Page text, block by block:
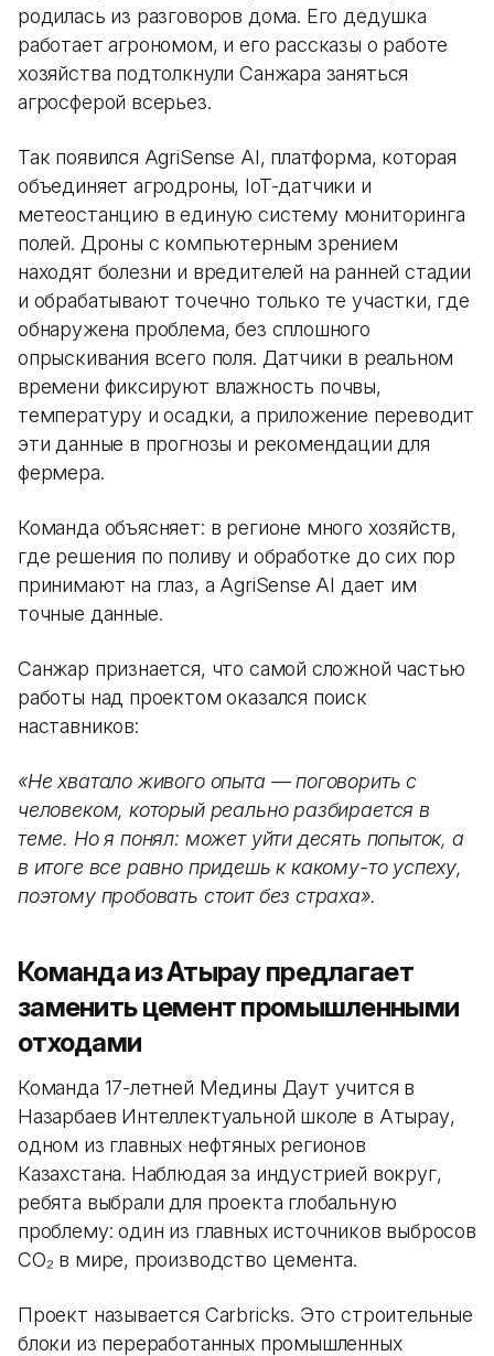
родилась из разговоров дома. Его дедушка
работает агрономом, и его рассказы о работе
хозяйства подтолкнули Санжара заняться
агросферой всерьез.
Так появился AgriSense AI, платформа, которая
объединяет агродроны, IoT-датчики и
метеостанцию в единую систему мониторинга
полей. Дроны с компьютерным зрением
находят болезни и вредителей на ранней стадии
и обрабатывают точечно только те участки, где
обнаружена проблема, без сплошного
опрыскивания всего поля. Датчики в реальном
времени фиксируют влажность почвы,
температуру и осадки, а приложение переводит
эти данные в прогнозы и рекомендации для
фермера.
Команда объясняет: в регионе много хозяйств,
где решения по поливу и обработке до сих пор
принимают на глаз, а AgriSense AI дает им
точные данные.
Санжар признается, что самой сложной частью
работы над проектом оказался поиск
наставников:
«Не хватало живого опыта — поговорить с
человеком, который реально разбирается в
теме. Но я понял: может уйти десять попыток, а
в итоге все равно придешь к какому-то успеху,
поэтому пробовать стоит без страха».
Команда из Атырау предлагает
заменить цемент промышленными
отходами
Команда 17-летней Медины Даут учится в
Назарбаев Интеллектуальной школе в Атырау,
одном из главных нефтяных регионов
Казахстана. Наблюдая за индустрией вокруг,
ребята выбрали для проекта глобальную
проблему: один из главных источников выбросов
CO₂ в мире, производство цемента.
Проект называется Carbricks. Это строительные
блоки из переработанных промышленных